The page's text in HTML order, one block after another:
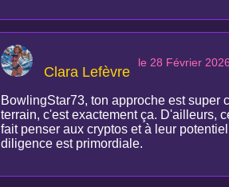
Clara Lefèvre
le 28 Février 2026
BowlingStar73, ton approche est super
terrain, c'est exactement ça. D'ailleurs,
fait penser aux cryptos et à leur
diligence est primordiale.